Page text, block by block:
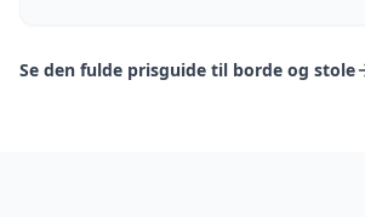
Se den fulde prisguide til borde og stole